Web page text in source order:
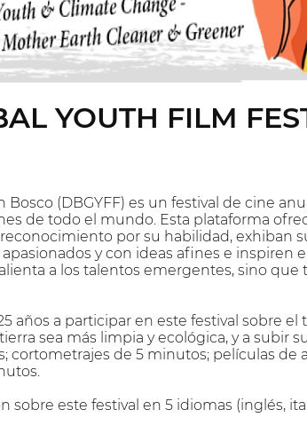
YOUTH FILM
(DBGYFF) es un festival de cine
de todo el mundo. Esta plataforma
por su habilidad, exhiban
y con ideas afines e inspiren
a los talentos emergentes, sino
años a participar en este festival sobre
sea más limpia y ecológica, y a subir
cortometrajes de 5 minutos; películas de
sobre este festival en 5 idiomas (inglés,